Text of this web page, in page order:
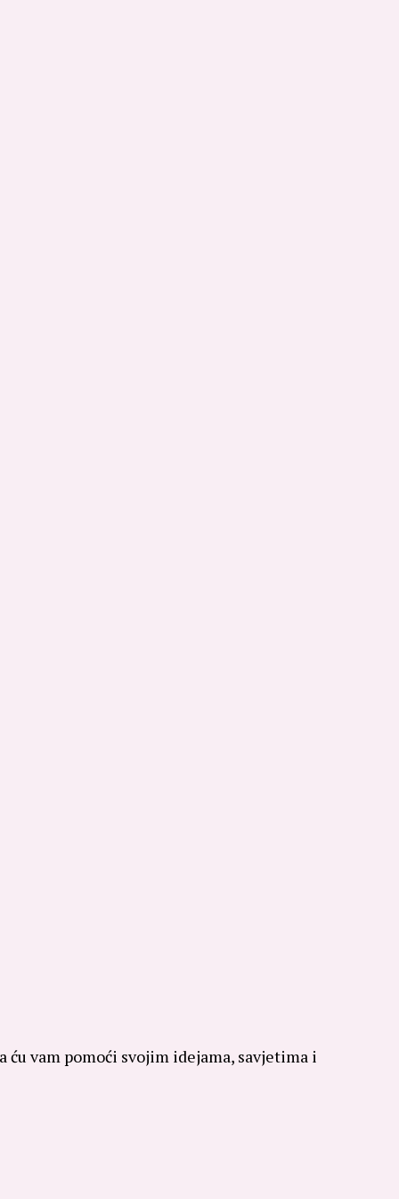
vam pomoći svojim idejama, savjetima i